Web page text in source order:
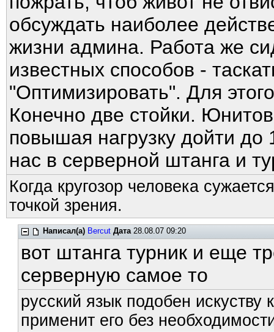
обсуждать наиболее
жизни админа. Работа же
известных способов -
"Оптимизировать". Для
Конечно две стойки.
повышая нагрузку дойти до
нас в серверной штанга и
Когда кругозор человека
точкой зрения.
Написал(а) Bercut Дата28.08.07 09:20
вот штанга турник и еще
серверную самое то
русский язык подобен
применит его без